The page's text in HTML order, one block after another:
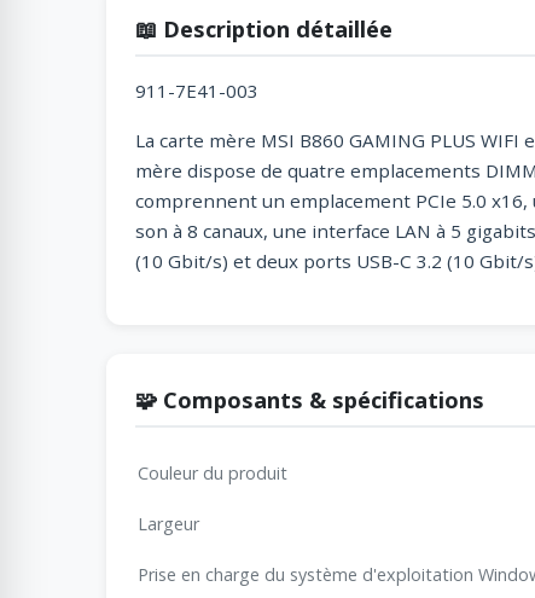
📖 Description détaillée
911-7E41-003
La carte mère MSI B860 GAMING PLUS
mère dispose de quatre emplacements
comprennent un emplacement PCIe 5.0 x16,
son à 8 canaux, une interface LAN à 5
(10 Gbit/s) et deux ports USB-C 3.2 (10 Gbit/
🧩 Composants & spécifications
Couleur du produit
Largeur
Prise en charge du système d'exploitation